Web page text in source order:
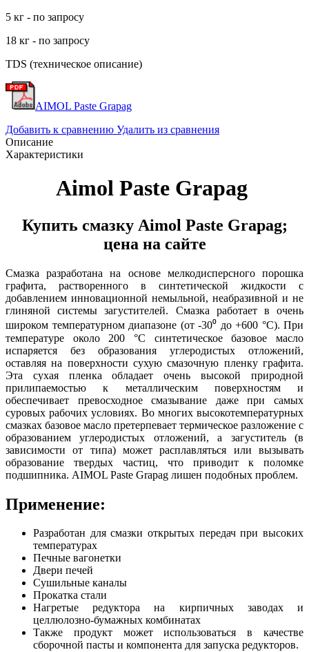
5 кг - по запросу
18 кг - по запросу
TDS (техническое описание)
AIMOL Paste Grapag
Добавить к сравнению Удалить из сравнения
Описание
Характеристики
Aimol Paste Grapag
Купить смазку Aimol Paste Grapag;
цена на сайте
Смазка разработана на основе мелкодисперсного порошка
графита, растворенного в синтетической жидкости с
добавлением инновационной немыльной, неабразивной и не
глиняной системы загустителей. Смазка работает в очень
широком температурном диапазоне (от -30⁰ до +600 °С). При
температуре около 200 °С синтетическое базовое масло
испаряется без образования углеродистых отложений,
оставляя на поверхности сухую смазочную пленку графита.
Эта сухая пленка обладает очень высокой природной
прилипаемостью к металлическим поверхностям и
обеспечивает превосходное смазывание даже при самых
суровых рабочих условиях. Во многих высокотемпературных
смазках базовое масло претерпевает термическое разложение с
образованием углеродистых отложений, а загуститель (в
зависимости от типа) может расплавляться или вызывать
образование твердых частиц, что приводит к поломке
подшипника. AIMOL Paste Grapag лишен подобных проблем.
Применение:
Разработан для смазки открытых передач при высоких
температурах
Печные вагонетки
Двери печей
Сушильные каналы
Прокатка стали
Нагретые редуктора на кирпичных заводах и
целлюлозно-бумажных комбинатах
Также продукт может использоваться в качестве
сборочной пасты и компонента для запуска редукторов.